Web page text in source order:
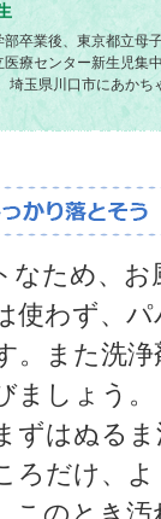
卒業後、東京都立母
療センター新生児集
埼玉県川口市にあか
ため、お
使わず、
。また洗浄
ましょう。
はぬるま
ろだけ、